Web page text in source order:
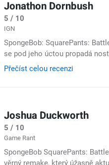
Jonathon Dornbush
5 / 10
IGN
SpongeBob: SquarePants:
se pod jeho úctou propadá
Přečíst celou recenzi
Joshua Duckworth
5 / 10
Game Rant
SpongeBob SquarePants: